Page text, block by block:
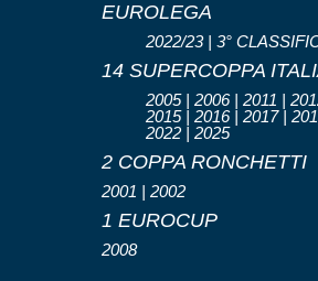
EUROLEGA
2022/23 | 3°
14 SUPERCOPPA
2005 | 2006 | 2011 |
2015 | 2016 | 2017 |
2022 | 2025
2 COPPA RONCHETTI
2001 | 2002
1 EUROCUP
2008